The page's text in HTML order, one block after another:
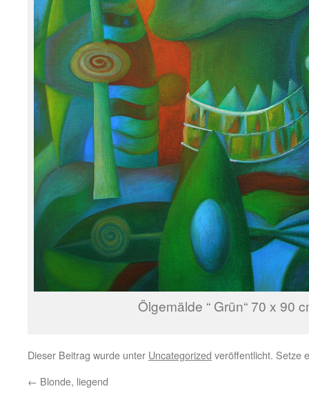
Ölgemälde “ Grün“ 70 x 90
Dieser Beitrag wurde unter Uncategorized veröffentlicht. Setze
← Blonde, liegend